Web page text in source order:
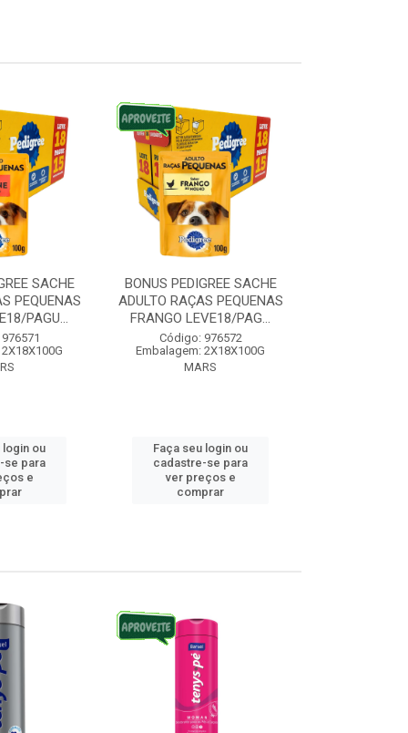
SACHE
PEQUENAS
PAGU...
login ou
se para
e
BONUS PEDIGREE SACHE
ADULTO RAÇAS PEQUENAS
FRANGO LEVE18/PAG...
Código: 976572
Embalagem: 2X18X100G
MARS
Faça seu login ou
cadastre-se para
ver preços e
comprar